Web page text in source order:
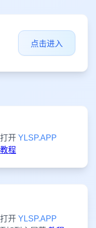
点击进入
开 YLSP.APP
教程
开 YLSP.APP